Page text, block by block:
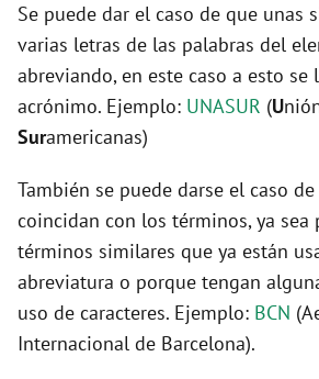
Se puede dar el caso de que unas
varias letras de las palabras del
abreviando, en este caso a esto se
acrónimo. Ejemplo: UNASUR (U
Suramericanas)
También se puede darse el caso
coincidan con los términos, ya sea
términos similares que ya están
abreviatura o porque tengan
uso de caracteres. Ejemplo: BCN
Internacional de Barcelona).